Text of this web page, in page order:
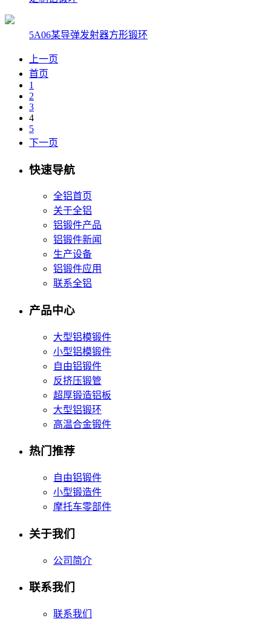
5A06某导弹发射器方形锻环
上一页
首页
1
2
3
4
5
下一页
快速导航
全铝首页
关于全铝
铝锻件产品
铝锻件新闻
生产设备
铝锻件应用
联系全铝
产品中心
大型铝模锻件
小型铝模锻件
自由铝锻件
反挤压锻管
超厚锻造铝板
大型铝锻环
高温合金锻件
热门推荐
自由铝锻件
小型锻造件
摩托车零部件
关于我们
公司简介
联系我们
联系我们